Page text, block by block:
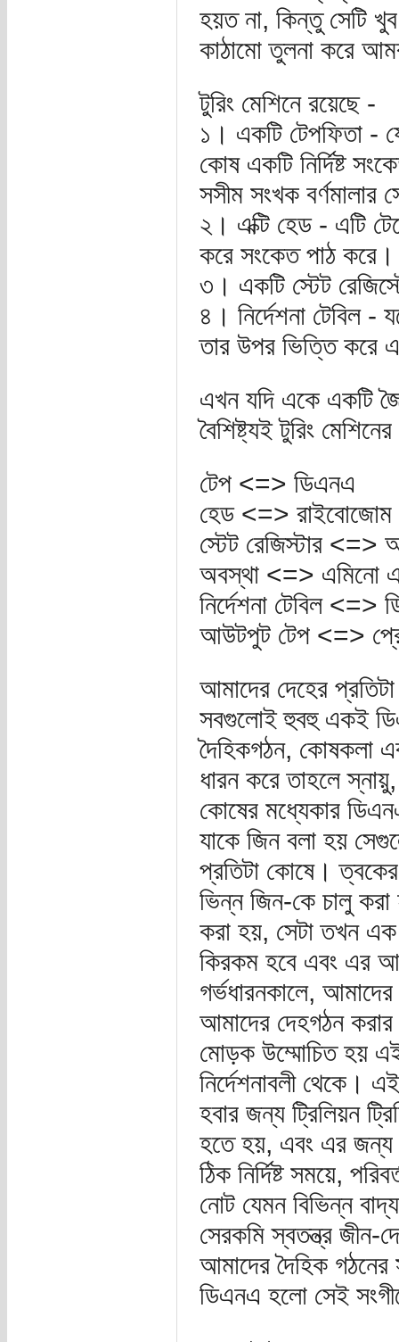
হয়ত না, কিন্তু সেটি
কাঠামো তুলনা করে
টুরিং মেশিনে রয়েছে -
১। একটি টেপফিতা -
কোষ একটি নির্দিষ্ট
সসীম সংখক
২। এক্টি হেড - এটি
করে সংকেত পাঠ করে।
৩। একটি স্টেট
৪। নির্দেশনা টেবিল
তার উপর ভিত্তি করে
এখন যদি একে একটি
বৈশিষ্ট্যই টুরিং
টেপ <=> ডিএনএ
হেড <=> রাইবোজোম
স্টেট রেজিস্টার
অবস্থা <=> এমিনো
নির্দেশনা টেবিল
আউটপুট টেপ <=>
আমাদের দেহের
সবগুলোই হুবহু একই
দৈহিকগঠন, কোষকলা
ধারন করে তাহলে
কোষের মধ্যেকার
যাকে জিন বলা হয়
প্রতিটা কোষে।
ভিন্ন জিন-কে চালু
করা হয়, সেটা তখন এক
কিরকম হবে এবং এর
গর্ভধারনকালে,
আমাদের দেহগঠন
মোড়ক উম্মোচিত হয়
নির্দেশনাবলী থেকে। এই
হবার জন্য ট্রিলিয়ন
হতে হয়, এবং এর
ঠিক নির্দিষ্ট সময়ে,
নোট যেমন বিভিন্ন
সেরকমি স্বতন্ত্র
আমাদের দৈহিক
ডিএনএ হলো সেই